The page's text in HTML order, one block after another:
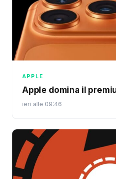
APPLE
Apple domina il
ieri alle 09:46